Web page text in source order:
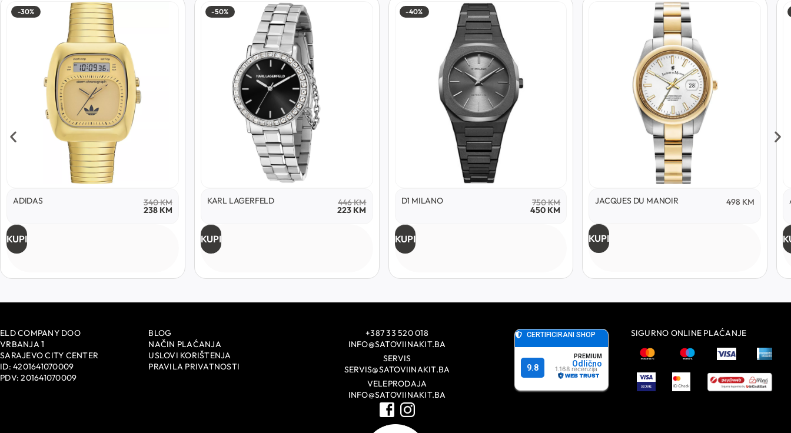
-30%
ADIDAS 340KM
238 KM
KUPI
-50%
KARL LAGERFELD 446KM
223 KM
KUPI
-40%
D1 MILANO 750KM
450 KM
KUPI
JACQUES DU MANOIR 498 KM
KUPI
ELD COMPANY DOO
VRBANJA 1
SARAJEVO CITY CENTER
ID: 4201641070009
PDV: 201641070009
BLOG
NAČIN PLAĆANJA
USLOVI KORIŠTENJA
PRAVILA PRIVATNOSTI
+387 33 520 018
INFO@SATOVIINAKIT.BA
SERVIS
SERVIS@SATOVIINAKIT.BA
VELEPRODAJA
INFO@SATOVIINAKIT.BA
SIGURNO ONLINE PLAĆANJE